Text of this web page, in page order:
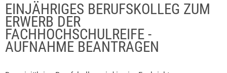
EINJÄHRIGES BERUFSKOLLEG ZUM
ERWERB DER
FACHHOCHSCHULREIFE -
AUFNAHME BEANTRAGEN